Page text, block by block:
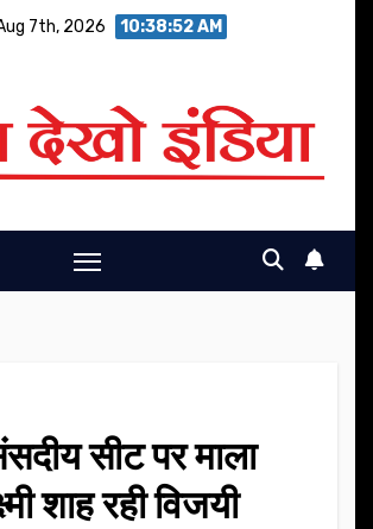
7th, 2026 10:38:53 AM
सीट पर माला
शाह रही विजयी